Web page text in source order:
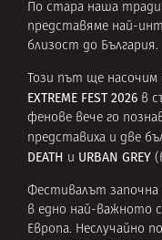
По стара наша
представяме най-
близост до България.
Този път ще
EXTREME FEST 2026 в
фенове вече го
представиха и две
DEATH и URBAN GREY (
Фестивалът започна
в едно най-важното
Европа. Неслучайно